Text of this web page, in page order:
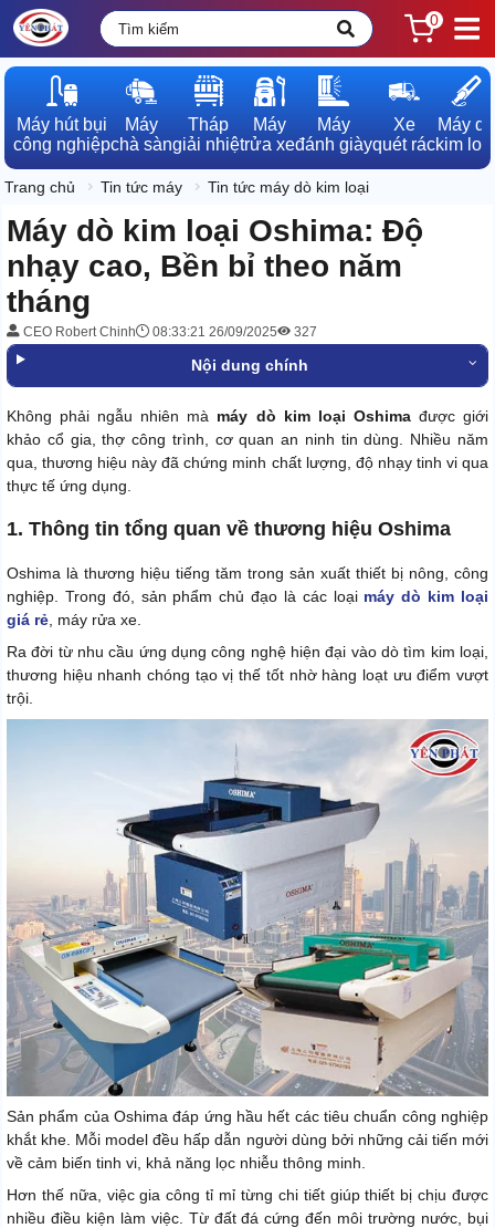
0
Máy hút bụi
công nghiệp
Máy
chà sàn
Tháp
giải nhiệt
Máy
rửa xe
Máy
đánh giày
Xe
quét rác
Máy dò
kim loại
Trang chủ Tin tức máy Tin tức máy dò kim loại
Máy dò kim loại Oshima: Độ
nhạy cao, Bền bỉ theo năm
tháng
CEO Robert Chinh 08:33:21 26/09/2025 327
Nội dung chính
Không phải ngẫu nhiên mà máy dò kim loại Oshimađược giới
khảo cổ gia, thợ công trình, cơ quan an ninh tin dùng. Nhiều năm
qua, thương hiệu này đã chứng minh chất lượng, độ nhạy tinh vi qua
thực tế ứng dụng.
1. Thông tin tổng quan về thương hiệu Oshima
Oshima là thương hiệu tiếng tăm trong sản xuất thiết bị nông, công
nghiệp. Trong đó, sản phẩm chủ đạo là các loại máy dò kim loại
giá rẻ , máy rửa xe.
Ra đời từ nhu cầu ứng dụng công nghệ hiện đại vào dò tìm kim loại,
thương hiệu nhanh chóng tạo vị thế tốt nhờ hàng loạt ưu điểm vượt
trội.
Sản phẩm của Oshima đáp ứng hầu hết các tiêu chuẩn công nghiệp
khắt khe. Mỗi model đều hấp dẫn người dùng bởi những cải tiến mới
về cảm biến tinh vi, khả năng lọc nhiễu thông minh.
Hơn thế nữa, việc gia công tỉ mỉ từng chi tiết giúp thiết bị chịu được
nhiều điều kiện làm việc. Từ đất đá cứng đến môi trường nước, bụi